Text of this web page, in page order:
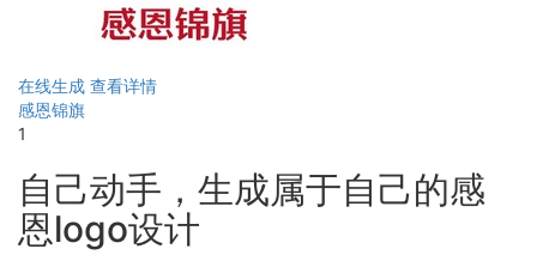
在线生成 查看详情
感恩锦旗
1
自己动手，生成属于自己的感
恩logo设计